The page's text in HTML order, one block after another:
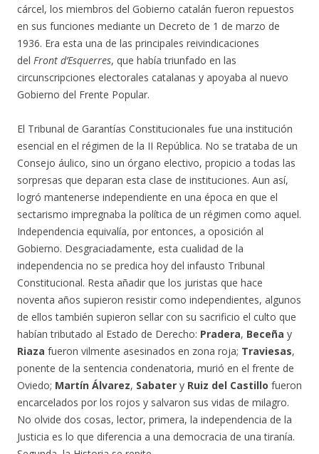
cárcel, los miembros del Gobierno catalán fueron repuestos
en sus funciones mediante un Decreto de 1 de marzo de
1936. Era esta una de las principales reivindicaciones
del Front d’Esquerres, que había triunfado en las
circunscripciones electorales catalanas y apoyaba al nuevo
Gobierno del Frente Popular.
El Tribunal de Garantías Constitucionales fue una institución
esencial en el régimen de la II República. No se trataba de un
Consejo áulico, sino un órgano electivo, propicio a todas las
sorpresas que deparan esta clase de instituciones. Aun así,
logró mantenerse independiente en una época en que el
sectarismo impregnaba la política de un régimen como aquel.
Independencia equivalía, por entonces, a oposición al
Gobierno. Desgraciadamente, esta cualidad de la
independencia no se predica hoy del infausto Tribunal
Constitucional. Resta añadir que los juristas que hace
noventa años supieron resistir como independientes, algunos
de ellos también supieron sellar con su sacrificio el culto que
habían tributado al Estado de Derecho: Pradera, Beceña y
Riaza fueron vilmente asesinados en zona roja; Traviesas,
ponente de la sentencia condenatoria, murió en el frente de
Oviedo; Martín Álvarez, Sabater y Ruiz del Castillo fueron
encarcelados por los rojos y salvaron sus vidas de milagro.
No olvide dos cosas, lector, primera, la independencia de la
Justicia es lo que diferencia a una democracia de una tiranía.